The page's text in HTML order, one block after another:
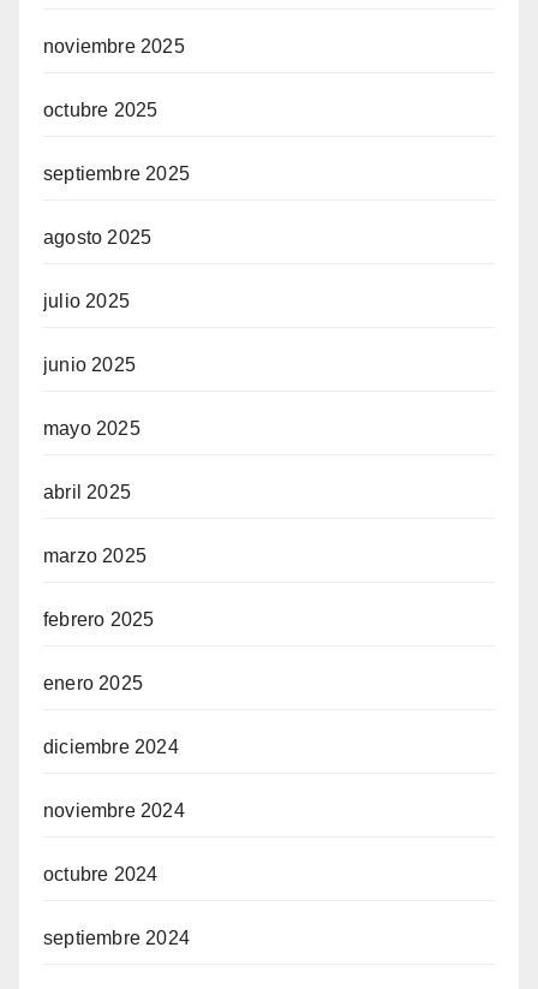
noviembre 2025
octubre 2025
septiembre 2025
agosto 2025
julio 2025
junio 2025
mayo 2025
abril 2025
marzo 2025
febrero 2025
enero 2025
diciembre 2024
noviembre 2024
octubre 2024
septiembre 2024